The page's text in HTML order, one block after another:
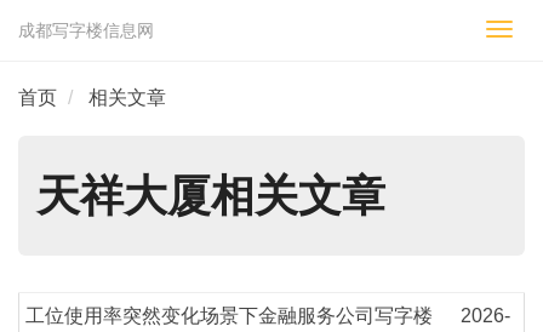
切
成都写字楼信息网
首页 相关文章
天祥大厦相关文章
工位使用率突然变化场景下金融服务公司写字楼
2026-